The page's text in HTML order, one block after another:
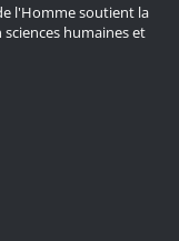
l'Homme soutient la
humaines et